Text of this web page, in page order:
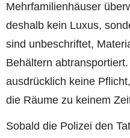
Mehrfamilienhäuser
deshalb kein Luxus,
sind unbeschriftet,
Behältern
ausdrücklich keine
die Räume zu keinem
Sobald die Polizei den